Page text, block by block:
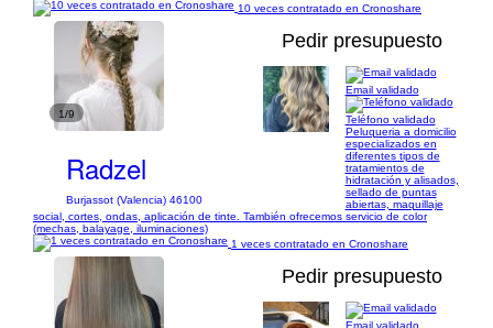
10 veces contratado en Cronoshare
1/9
Pedir presupuesto
Radzel
Burjassot (Valencia) 46100
Email validado
Teléfono validado
Peluqueria a domicilio
especializados en
diferentes tipos de
tratamientos de
hidratación y alisados,
sellado de puntas
abiertas, maquillaje
social, cortes, ondas, aplicación de tinte. También ofrecemos servicio de color
(mechas, balayage, iluminaciones)
1 veces contratado en Cronoshare
Pedir presupuesto
Email validado